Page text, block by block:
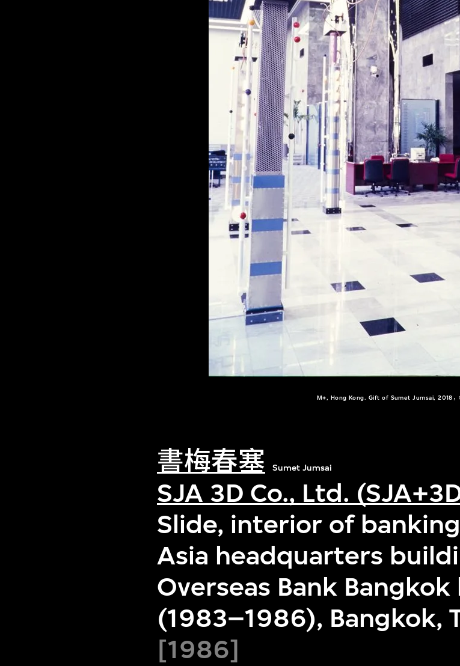
M+, Hong Kong. Gift of Sumet Jumsai, 2018，
書梅春塞 Sumet Jumsai
SJA 3D Co., Ltd.
Slide, interior of
Asia headquarters
Overseas Bank
(1983–1986), Bangkok,
[1986]